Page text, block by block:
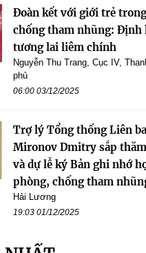
Đoàn kết với giới trẻ
chống tham nhũng: Định
tương lai liêm chính
Nguyễn Thu Trang, Cục IV,
phủ
06:00 03/12/2025
Trợ lý Tổng thống Liên
Mironov Dmitry sắp
và dự lễ ký Bản ghi nhớ
phòng, chống tham
Hải Lương
19:03 01/12/2025